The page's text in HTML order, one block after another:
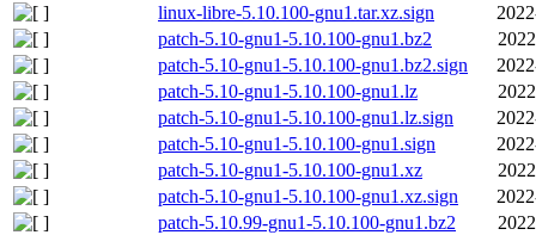
linux-libre-5.10.100-gnu1.tar.xz.sign
patch-5.10-gnu1-5.10.100-gnu1.bz2
patch-5.10-gnu1-5.10.100-gnu1.bz2.sign
patch-5.10-gnu1-5.10.100-gnu1.lz
patch-5.10-gnu1-5.10.100-gnu1.lz.sign
patch-5.10-gnu1-5.10.100-gnu1.sign
patch-5.10-gnu1-5.10.100-gnu1.xz
patch-5.10-gnu1-5.10.100-gnu1.xz.sign
patch-5.10.99-gnu1-5.10.100-gnu1.bz2